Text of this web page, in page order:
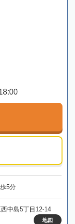
5分
西中島5丁目12-14
地図